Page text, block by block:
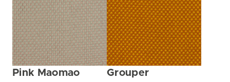
Pink Maomao Grouper